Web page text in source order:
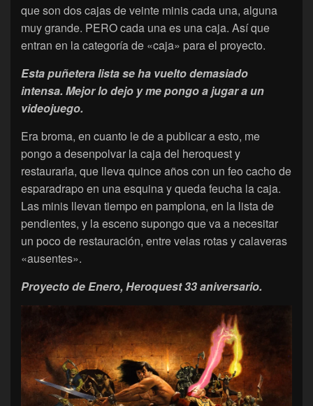
que son dos cajas de veinte minis cada una, alguna
muy grande. PERO cada una es una caja. Así que
entran en la categoría de «caja» para el proyecto.
Esta puñetera lista se ha vuelto demasiado
intensa. Mejor lo dejo y me pongo a jugar a un
videojuego.
Era broma, en cuanto le de a publicar a esto, me
pongo a desenpolvar la caja del heroquest y
restaurarla, que lleva quince años con un feo cacho de
esparadrapo en una esquina y queda feucha la caja.
Las minis llevan tiempo en pamplona, en la lista de
pendientes, y la esceno supongo que va a necesitar
un poco de restauración, entre velas rotas y calaveras
«ausentes».
Proyecto de Enero, Heroquest 33 aniversario.